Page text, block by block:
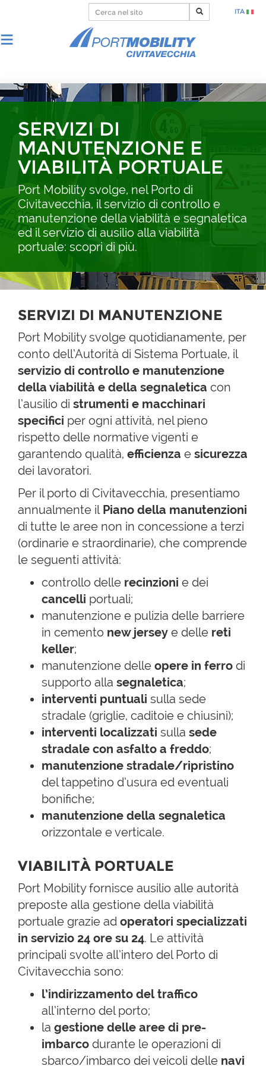
ITA
SERVIZI DI
MANUTENZIONE E
VIABILITÀ PORTUALE
Port Mobility svolge, nel Porto di
Civitavecchia, il servizio di controllo e
manutenzione della viabilità e segnaletica
ed il servizio di ausilio alla viabilità
portuale: scopri di più.
SERVIZI DI MANUTENZIONE
Port Mobility svolge quotidianamente, per
conto dell’Autorità di Sistema Portuale, il
servizio di controllo e manutenzione
della viabilità e della segnaletica con
l’ausilio di strumenti e macchinari
specifici per ogni attività, nel pieno
rispetto delle normative vigenti e
garantendo qualità, efficienza e sicurezza
dei lavoratori.
Per il porto di Civitavecchia, presentiamo
annualmente ilPiano della manutenzioni
di tutte le aree non in concessione a terzi
(ordinarie e straordinarie), che comprende
le seguenti attività:
controllo delle recinzioni e dei
cancelli portuali;
manutenzione e pulizia delle barriere
in cemento new jersey e delle reti
keller;
manutenzione delle opere in ferro di
supporto alla segnaletica;
interventi puntuali sulla sede
stradale (griglie, caditoie e chiusini);
interventi localizzati sulla sede
stradale con asfalto a freddo;
manutenzione stradale/ripristino
del tappetino d’usura ed eventuali
bonifiche;
manutenzione della segnaletica
orizzontale e verticale.
VIABILITÀ PORTUALE
Port Mobility fornisce ausilio alle autorità
preposte alla gestione della viabilità
portuale grazie ad operatori specializzati
in servizio 24 ore su 24. Le attività
principali svolte all’intero del Porto di
Civitavecchia sono:
l’indirizzamento del traffico
all’interno del porto;
la gestione delle aree di pre-
imbarco durante le operazioni di
sbarco/imbarco dei veicoli delle navi